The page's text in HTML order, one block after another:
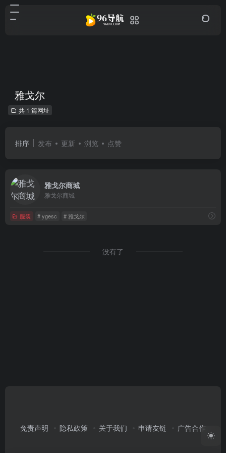
雅戈尔
共 1 篇网址
排序 发布 更新 浏览 点赞
雅戈尔商城
雅戈尔商城
服装 # ygesc # 雅戈尔
没有了
免责声明 隐私政策 关于我们 申请友链 广告合作